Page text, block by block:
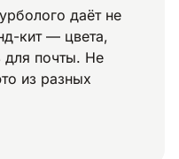
даёт не
кит — цвета,
для почты. Не
из разных